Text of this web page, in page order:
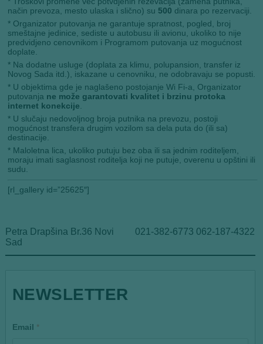
način prevoza, mesto ulaska i slično) su 500 dinara po rezervaciji.
* Organizator putovanja ne garantuje spratnost, pogled, broj
smeštajne jedinice, sediste u autobusu ili avionu, ukoliko to nije
predvidjeno cenovnikom i Programom putovanja uz mogućnost
doplate.
* Na dodatne usluge (doplata za klimu, polupansion, transfer iz
Novog Sada itd.), iskazane u cenovniku, ne odobravaju se popusti.
* U objektima gde je naglašeno postojanje Wi Fi-a, Organizator
putovanja ne može garantovati kvalitet i brzinu protoka
internet konekcije
* U slučaju nedovoljnog broja putnika na prevozu, postoji
mogućnost transfera drugim vozilom sa dela puta do (ili sa)
destinacije.
* Maloletna lica, ukoliko putuju bez oba ili sa jednim roditeljem,
moraju imati saglasnost roditelja koji ne putuje, overenu u opštini ili
sudu.
[rl_gallery id=”25625″]
Petra Drapšina Br.36 Novi
Sad
021-382-6773 062-187-4322
m
a
E
NEWSLETTER
Email *